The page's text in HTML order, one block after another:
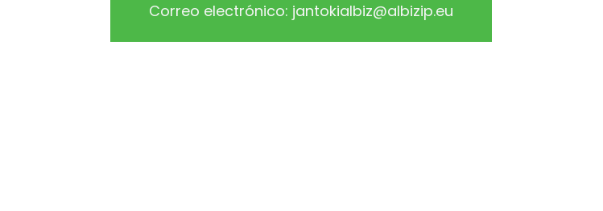
Correo electrónico: jantokialbiz@albizip.eu